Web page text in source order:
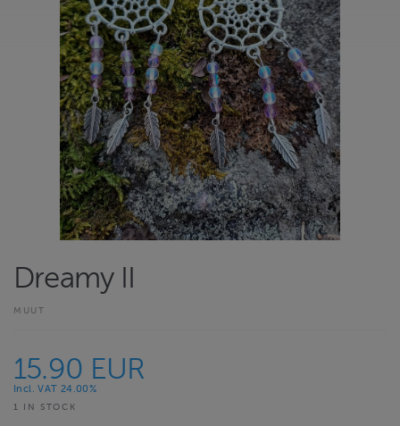
Dreamy II
MUUT
15.90 EUR
Incl. VAT 24.00%
1 IN STOCK